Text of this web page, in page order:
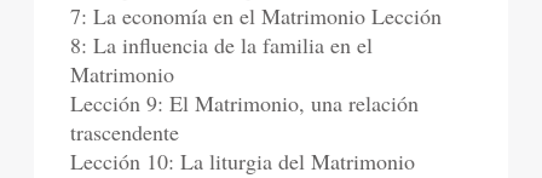
7: La economía en el Matrimonio Lección
8: La influencia de la familia en el
Matrimonio
Lección 9: El Matrimonio, una relación
trascendente
Lección 10: La liturgia del Matrimonio